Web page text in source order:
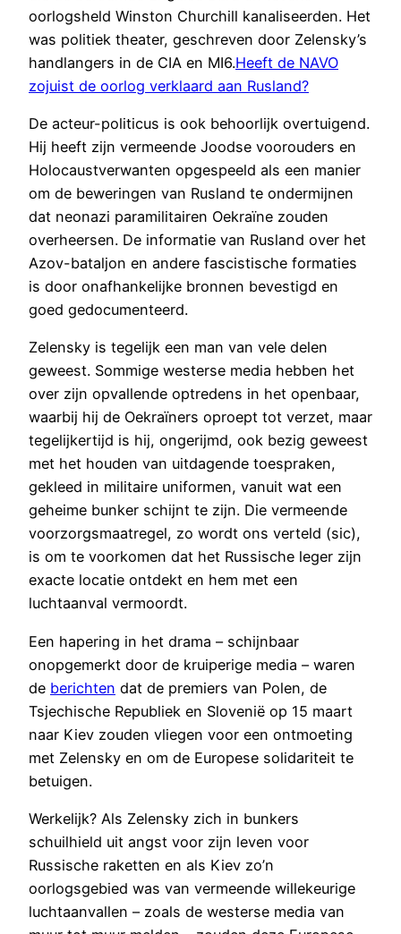
oorlogsheld Winston Churchill kanaliseerden. Het
was politiek theater, geschreven door Zelensky’s
handlangers in de CIA en MI6.Heeft de NAVO
zojuist de oorlog verklaard aan Rusland?
De acteur-politicus is ook behoorlijk overtuigend.
Hij heeft zijn vermeende Joodse voorouders en
Holocaustverwanten opgespeeld als een manier
om de beweringen van Rusland te ondermijnen
dat neonazi paramilitairen Oekraïne zouden
overheersen. De informatie van Rusland over het
Azov-bataljon en andere fascistische formaties
is door onafhankelijke bronnen bevestigd en
goed gedocumenteerd.
Zelensky is tegelijk een man van vele delen
geweest. Sommige westerse media hebben het
over zijn opvallende optredens in het openbaar,
waarbij hij de Oekraïners oproept tot verzet, maar
tegelijkertijd is hij, ongerijmd, ook bezig geweest
met het houden van uitdagende toespraken,
gekleed in militaire uniformen, vanuit wat een
geheime bunker schijnt te zijn. Die vermeende
voorzorgsmaatregel, zo wordt ons verteld (sic),
is om te voorkomen dat het Russische leger zijn
exacte locatie ontdekt en hem met een
luchtaanval vermoordt.
Een hapering in het drama – schijnbaar
onopgemerkt door de kruiperige media – waren
de berichten dat de premiers van Polen, de
Tsjechische Republiek en Slovenië op 15 maart
naar Kiev zouden vliegen voor een ontmoeting
met Zelensky en om de Europese solidariteit te
betuigen.
Werkelijk? Als Zelensky zich in bunkers
schuilhield uit angst voor zijn leven voor
Russische raketten en als Kiev zo’n
oorlogsgebied was van vermeende willekeurige
luchtaanvallen – zoals de westerse media van